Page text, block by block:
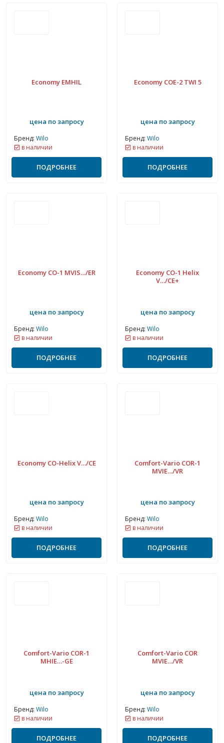
Economy EMHIL
цена по запросу
Бренд: Wilo
в наличии
ПОДРОБНЕЕ
Economy COE-2 TWI 5
цена по запросу
Бренд: Wilo
в наличии
ПОДРОБНЕЕ
Economy CO-1 MVIS…/ER
цена по запросу
Бренд: Wilo
в наличии
ПОДРОБНЕЕ
Economy CO-1 Helix
V…/CE+
цена по запросу
Бренд: Wilo
в наличии
ПОДРОБНЕЕ
Economy CO-Helix V…/CE
цена по запросу
Бренд: Wilo
в наличии
ПОДРОБНЕЕ
Comfort-Vario COR-1
MVIE…/VR
цена по запросу
Бренд: Wilo
в наличии
ПОДРОБНЕЕ
Comfort-Vario COR-1
MHIE…-GE
цена по запросу
Бренд: Wilo
в наличии
ПОДРОБНЕЕ
Comfort-Vario COR
MVIE…/VR
цена по запросу
Бренд: Wilo
в наличии
ПОДРОБНЕЕ